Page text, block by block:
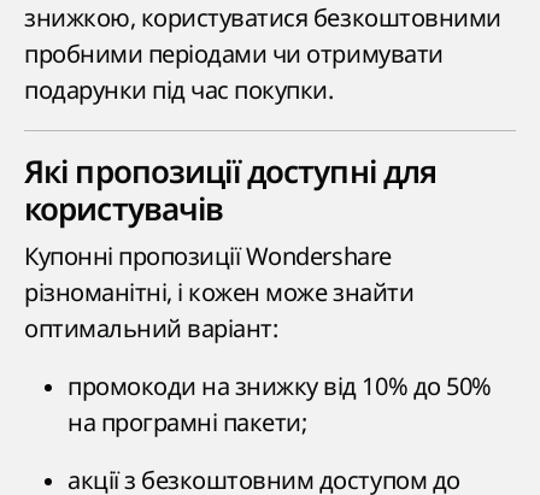
знижкою, користуватися безкоштовними
пробними періодами чи отримувати
подарунки під час покупки.
Які пропозиції доступні для
користувачів
Купонні пропозиції Wondershare
різноманітні, і кожен може знайти
оптимальний варіант:
промокоди на знижку від 10% до 50%
на програмні пакети;
акції з безкоштовним доступом до